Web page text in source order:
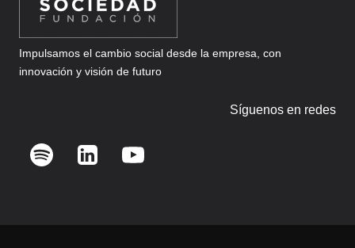
Impulsamos el cambio social desde la empresa, con
innovación y visión de futuro
Síguenos en redes